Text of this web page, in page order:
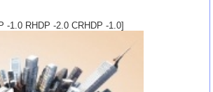
RHDP -2.0 CRHDP -1.0]